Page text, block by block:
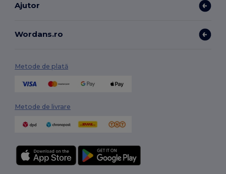
Ajutor
Wordans.ro
Metode de plată
Metode de livrare